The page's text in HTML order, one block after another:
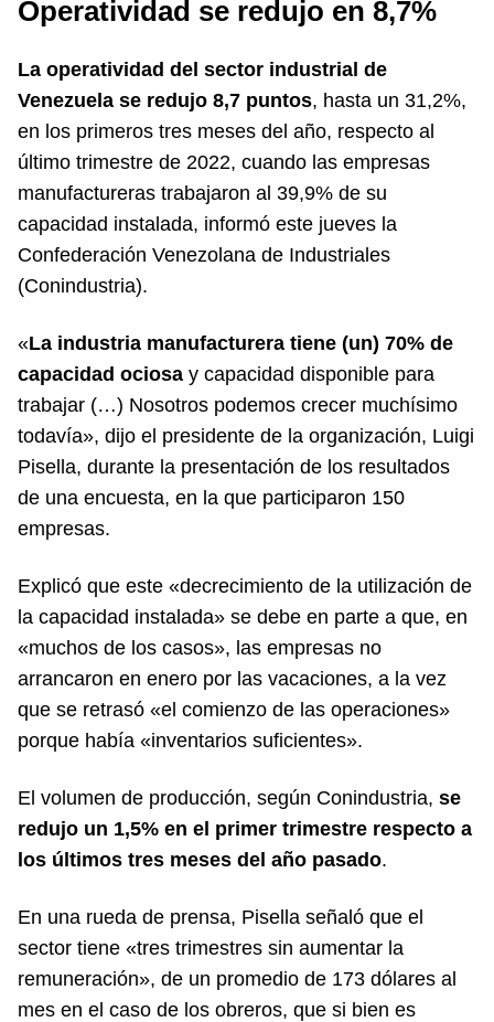
Operatividad se redujo en 8,7%
La operatividad del sector industrial de
Venezuela se redujo 8,7 puntos, hasta un 31,2%,
en los primeros tres meses del año, respecto al
último trimestre de 2022, cuando las empresas
manufactureras trabajaron al 39,9% de su
capacidad instalada, informó este jueves la
Confederación Venezolana de Industriales
(Conindustria).
«La industria manufacturera tiene (un) 70% de
capacidad ociosa y capacidad disponible para
trabajar (…) Nosotros podemos crecer muchísimo
todavía», dijo el presidente de la organización, Luigi
Pisella, durante la presentación de los resultados
de una encuesta, en la que participaron 150
empresas.
Explicó que este «decrecimiento de la utilización de
la capacidad instalada» se debe en parte a que, en
«muchos de los casos», las empresas no
arrancaron en enero por las vacaciones, a la vez
que se retrasó «el comienzo de las operaciones»
porque había «inventarios suficientes».
El volumen de producción, según Conindustria, se
redujo un 1,5% en el primer trimestre respecto a
los últimos tres meses del año pasado.
En una rueda de prensa, Pisella señaló que el
sector tiene «tres trimestres sin aumentar la
remuneración», de un promedio de 173 dólares al
mes en el caso de los obreros, que si bien es